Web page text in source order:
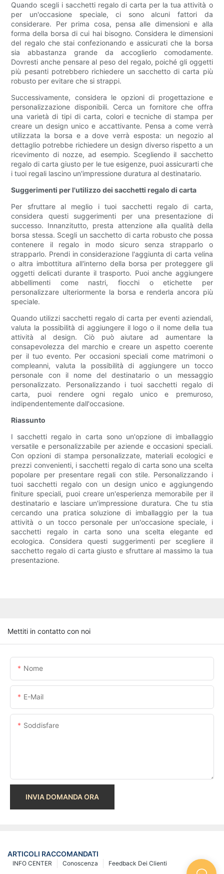
Quando scegli i sacchetti regalo di carta per la tua attività o
per un'occasione speciale, ci sono alcuni fattori da
considerare. Per prima cosa, pensa alle dimensioni e alla
forma della borsa di cui hai bisogno. Considera le dimensioni
del regalo che stai confezionando e assicurati che la borsa
sia abbastanza grande da accoglierlo comodamente.
Dovresti anche pensare al peso del regalo, poiché gli oggetti
più pesanti potrebbero richiedere un sacchetto di carta più
robusto per evitare che si strappi.
Successivamente, considera le opzioni di progettazione e
personalizzazione disponibili. Cerca un fornitore che offra
una varietà di tipi di carta, colori e tecniche di stampa per
creare un design unico e accattivante. Pensa a come verrà
utilizzata la borsa e a dove verrà esposta: un negozio al
dettaglio potrebbe richiedere un design diverso rispetto a un
ricevimento di nozze, ad esempio. Scegliendo il sacchetto
regalo di carta giusto per le tue esigenze, puoi assicurarti che
i tuoi regali lascino un'impressione duratura al destinatario.
Suggerimenti per l'utilizzo dei sacchetti regalo di carta
Per sfruttare al meglio i tuoi sacchetti regalo di carta,
considera questi suggerimenti per una presentazione di
successo. Innanzitutto, presta attenzione alla qualità della
borsa stessa. Scegli un sacchetto di carta robusto che possa
contenere il regalo in modo sicuro senza strapparlo o
strapparlo. Prendi in considerazione l'aggiunta di carta velina
o altra imbottitura all'interno della borsa per proteggere gli
oggetti delicati durante il trasporto. Puoi anche aggiungere
abbellimenti come nastri, fiocchi o etichette per
personalizzare ulteriormente la borsa e renderla ancora più
speciale.
Quando utilizzi sacchetti regalo di carta per eventi aziendali,
valuta la possibilità di aggiungere il logo o il nome della tua
attività al design. Ciò può aiutare ad aumentare la
consapevolezza del marchio e creare un aspetto coerente
per il tuo evento. Per occasioni speciali come matrimoni o
compleanni, valuta la possibilità di aggiungere un tocco
personale con il nome del destinatario o un messaggio
personalizzato. Personalizzando i tuoi sacchetti regalo di
carta, puoi rendere ogni regalo unico e premuroso,
indipendentemente dall'occasione.
Riassunto
I sacchetti regalo in carta sono un'opzione di imballaggio
versatile e personalizzabile per aziende e occasioni speciali.
Con opzioni di stampa personalizzate, materiali ecologici e
prezzi convenienti, i sacchetti regalo di carta sono una scelta
popolare per presentare regali con stile. Personalizzando i
tuoi sacchetti regalo con un design unico e aggiungendo
finiture speciali, puoi creare un'esperienza memorabile per il
destinatario e lasciare un'impressione duratura. Che tu stia
cercando una pratica soluzione di imballaggio per la tua
attività o un tocco personale per un'occasione speciale, i
sacchetti regalo in carta sono una scelta elegante ed
ecologica. Considera questi suggerimenti per scegliere il
sacchetto regalo di carta giusto e sfruttare al massimo la tua
presentazione.
Mettiti in contatto con noi
Nome
E-Mail
Soddisfare
INVIA DOMANDA ORA
ARTICOLI RACCOMANDATI
Feedback Dei Clienti
Conoscenza
INFO CENTER